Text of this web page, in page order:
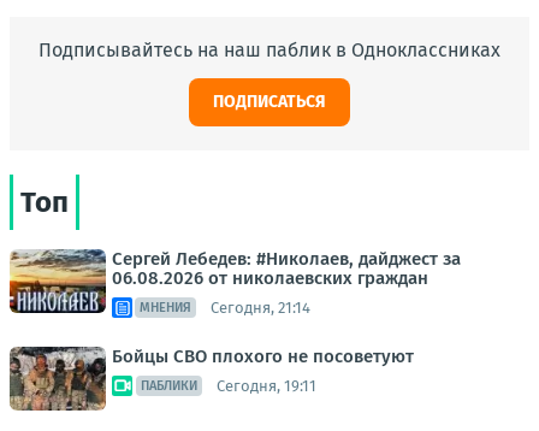
Подписывайтесь на наш паблик в Одноклассниках
ПОДПИСАТЬСЯ
Топ
Сергей Лебедев: #Николаев, дайджест за
06.08.2026 от николаевских граждан
МНЕНИЯ Сегодня, 21:14
Бойцы СВО плохого не посоветуют
ПАБЛИКИ Сегодня, 19:11